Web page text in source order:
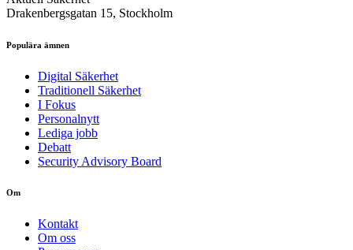
Drakenbergsgatan 15, Stockholm
Populära ämnen
Digital Säkerhet
Traditionell Säkerhet
I Fokus
Personalnytt
Lediga jobb
Debatt
Security Advisory Board
Om
Kontakt
Om oss